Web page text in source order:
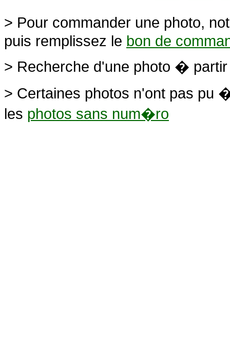
> Pour commander une photo,
puis remplissez le bon de
> Recherche d'une photo �
> Certaines photos n'ont pas
les photos sans num�ro